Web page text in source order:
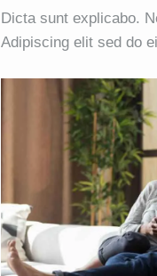
Dicta sunt explicabo.
Adipiscing elit sed do